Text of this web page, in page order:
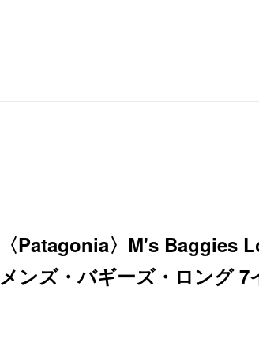
〈Patagonia〉M's Baggies
メンズ・バギーズ・ロング 7